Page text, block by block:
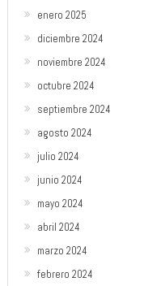
enero 2025
diciembre 2024
noviembre 2024
octubre 2024
septiembre 2024
agosto 2024
julio 2024
junio 2024
mayo 2024
abril 2024
marzo 2024
febrero 2024